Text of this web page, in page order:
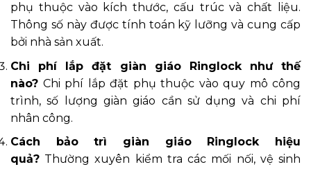
phụ thuộc vào kích thước, cấu trúc và chất liệu.
Thông số này được tính toán kỹ lưỡng và cung cấp
bởi nhà sản xuất.
Chi phí lắp đặt giàn giáo Ringlock như thế
nào? Chi phí lắp đặt phụ thuộc vào quy mô công
trình, số lượng giàn giáo cần sử dụng và chi phí
nhân công.
Cách bảo trì giàn giáo Ringlock hiệu
quả? Thường xuyên kiểm tra các mối nối, vệ sinh